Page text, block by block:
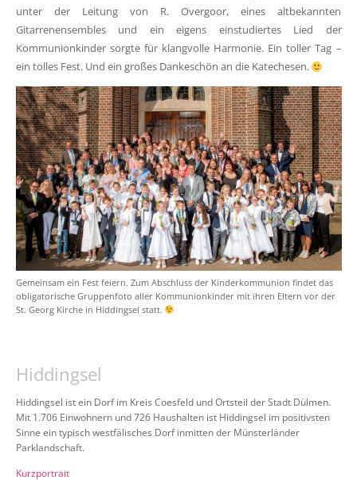
unter der Leitung von R. Overgoor, eines altbekannten
Gitarrenensembles und ein eigens einstudiertes Lied der
Kommunionkinder sorgte für klangvolle Harmonie. Ein toller Tag –
ein tolles Fest. Und ein großes Dankeschön an die Katechesen.
Gemeinsam ein Fest feiern. Zum Abschluss der Kinderkommunion findet das
obligatorische Gruppenfoto aller Kommunionkinder mit ihren Eltern vor der
St. Georg Kirche in Hiddingsel statt.
Hiddingsel
Hiddingsel ist ein Dorf im Kreis Coesfeld und Ortsteil der Stadt Dülmen.
Mit 1.706 Einwohnern und 726 Haushalten ist Hiddingsel im positivsten
Sinne ein typisch westfälisches Dorf inmitten der Münsterländer
Parklandschaft.
Kurzportrait